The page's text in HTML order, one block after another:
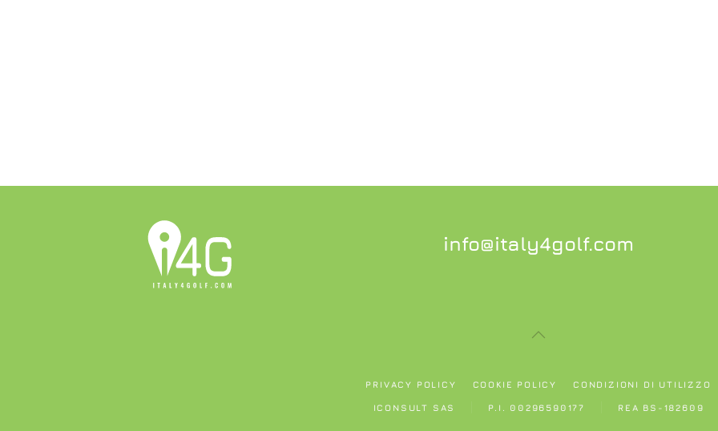
info@italy4golf.com
PRIVACY POLICY COOKIE POLICY CONDIZIONI DI UTILIZZO
ICONSULT SAS P.I. 00296590177 REA BS-182609